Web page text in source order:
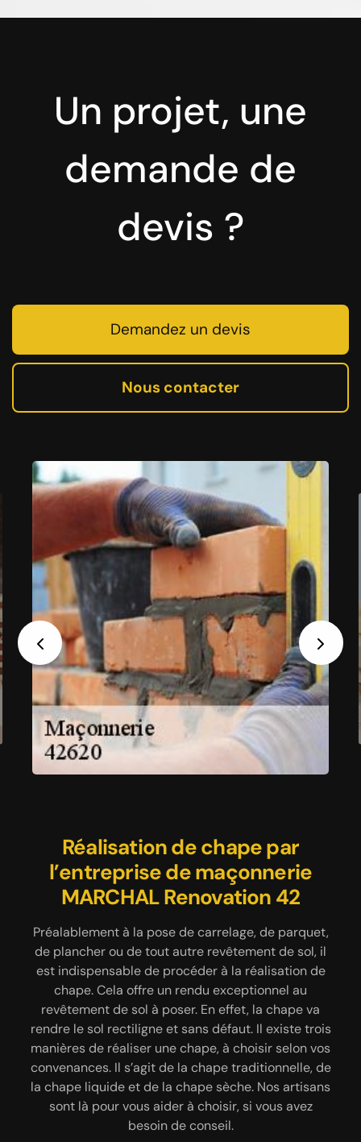
Un projet, une
demande de
devis ?
Demandez un devis
Nous contacter
Previous Next
Réalisation de chape par
l’entreprise de maçonnerie
MARCHAL Renovation 42
Préalablement à la pose de carrelage, de parquet,
de plancher ou de tout autre revêtement de sol, il
est indispensable de procéder à la réalisation de
chape. Cela offre un rendu exceptionnel au
revêtement de sol à poser. En effet, la chape va
rendre le sol rectiligne et sans défaut. Il existe trois
manières de réaliser une chape, à choisir selon vos
convenances. Il s’agit de la chape traditionnelle, de
la chape liquide et de la chape sèche. Nos artisans
sont là pour vous aider à choisir, si vous avez
besoin de conseil.
Embellissez votre jardin avec
un beau muret
Un muret pour agrémenter le jardin est
certainement le bienvenu. Pour toute construction
de muret 42620, l’entreprise MARCHAL Renovation
42 procédera étape par étape. Les murets de
jardin, vous pouvez les adopter pour clôturer toute
votre propriété ou pour délimiter une partie de
votre jardin, comme un verger ou un potager par
exemple. Nous allons nous mettre à votre écoute
pour savoir quel type de muret vous souhaitez
adopter pour votre espace extérieur. En ce qui
concerne le tarif maçonnerie à Saint Pierre Laval de
notre intervention, il dépendra du matériau à
MARCHAL Renovation 42 pour
la construction d’un muret
L’entreprise de maçonnerie MARCHAL Renovation
42 à Saint Pierre Laval 42620 vous propose ses
services de construction de muret. Grâce à notre
équipement à la pointe de la technologie, à notre
savoir-faire et au professionnalisme de notre
équipe, nous sommes à même de créer un muret
de qualité qui ornera votre propriété. Nous ferons
en sorte de réaliser un muret bien stable, solide,
esthétique et pérenne. Selon vos convenances et
tenant compte des normes d’urbanisme de votre
zone, nos artisans maçons peuvent construire un
muret en pierre naturelle, en brique ou en parpaing.